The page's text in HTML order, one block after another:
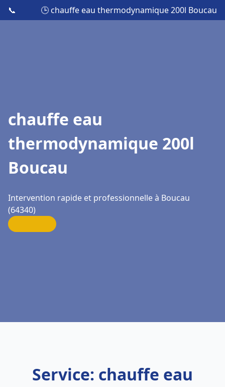
📞 🕒 chauffe eau thermodynamique 200l Boucau
chauffe eau
thermodynamique 200l
Boucau
Intervention rapide et professionnelle à Boucau
(64340)
Service: chauffe eau